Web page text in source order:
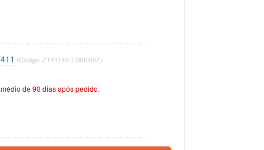
(Código: ZT41142-T3A0000Z)
de 90 dias após pedido.